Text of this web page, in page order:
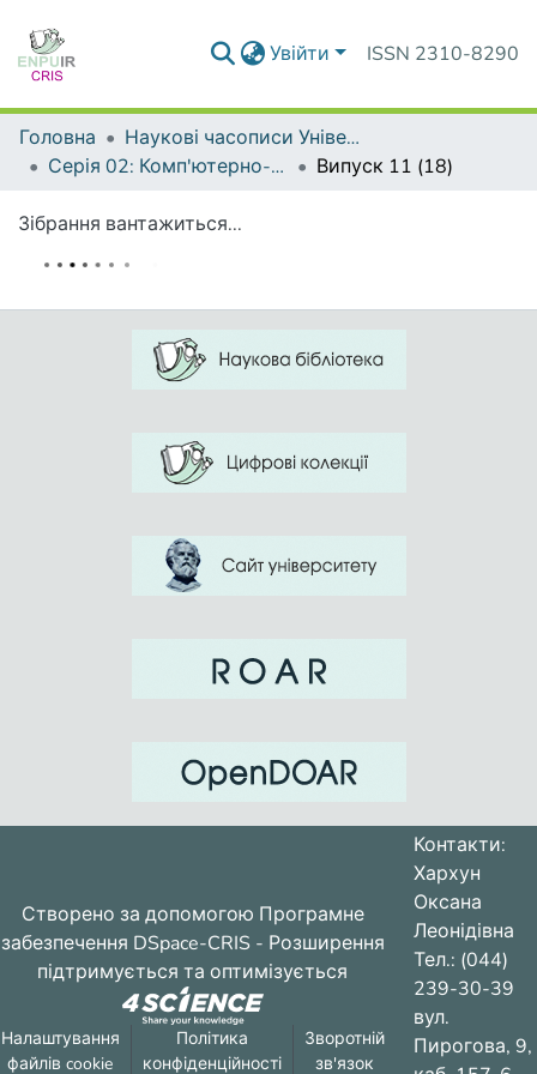
Увійти ISSN 2310-8290
Головна
Наукові часописи Університету
Серія 02: Комп'ютерно-орієнтовані системи навчання
Випуск 11 (18)
Зібрання вантажиться...
Створено за допомогою Програмне
забезпечення DSpace-CRIS - Розширення
підтримується та оптимізується
Налаштування
файлів cookie
Політика
конфіденційності
Зворотній
зв'язок
Контакти:
Хархун
Оксана
Леонідівна
Тел.: (044)
239-30-39
вул.
Пирогова, 9,